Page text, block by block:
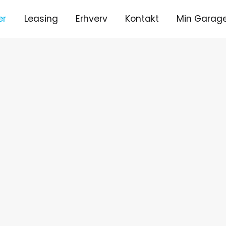
Leasing Erhverv Kontakt Min